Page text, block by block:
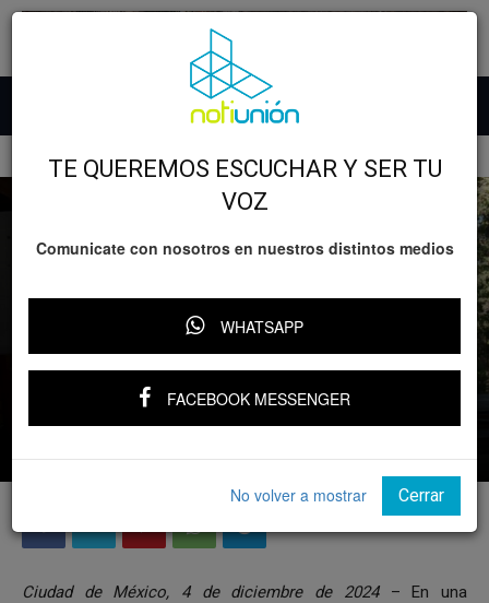
Opinión
Carlos Salinas de Gortari reaparece en
podcast: «Soy desempleado… alguien
nos quitó las pensiones»
Ciudad de México, 4 de diciembre de 2024– En una
TE QUEREMOS ESCUCHAR Y SER TU
VOZ
Comunicate con nosotros en nuestros distintos medios
WHATSAPP
FACEBOOK MESSENGER
No volver a mostrar Cerrar